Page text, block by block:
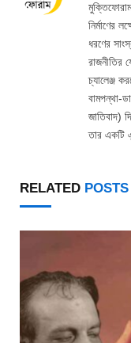
নির্মাণের
ধরণের
রাজনীতির
চ্যালেঞ্জ
বামপন্থা-
জাতিবাদ)
তার একটি
RELATED POSTS